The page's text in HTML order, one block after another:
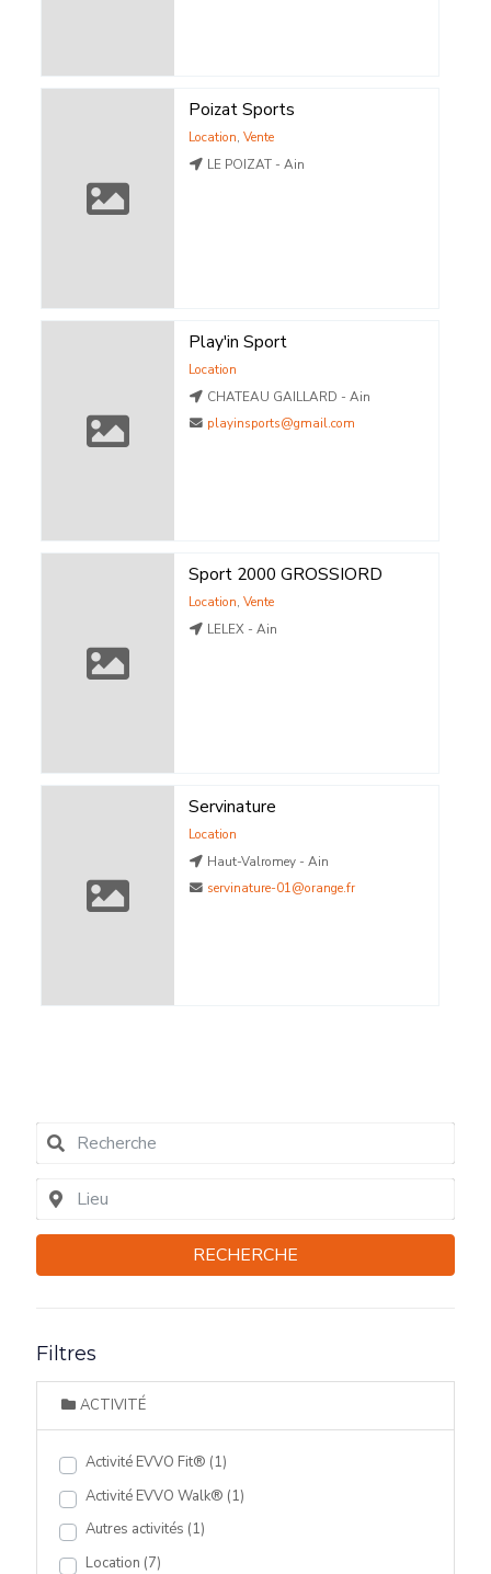
Poizat Sports
Location, Vente
LE POIZAT - Ain
Play'in Sport
Location
CHATEAU GAILLARD - Ain
playinsports@gmail.com
Sport 2000 GROSSIORD
Location, Vente
LELEX - Ain
Servinature
Location
Haut-Valromey - Ain
servinature-01@orange.fr
RECHERCHE
Filtres
ACTIVITÉ
Activité EVVO Fit® (1)
Activité EVVO Walk® (1)
Autres activités (1)
Location (7)